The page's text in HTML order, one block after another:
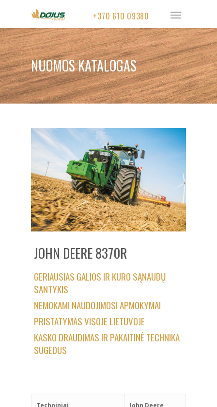
+370 610 09380
NUOMOS KATALOGAS
JOHN DEERE 8370R
GERIAUSIAS GALIOS IR KURO SĄNAUDŲ
SANTYKIS
NEMOKAMI NAUDOJIMOSI APMOKYMAI
PRISTATYMAS VISOJE LIETUVOJE
KASKO DRAUDIMAS IR PAKAITINĖ TECHNIKA
SUGEDUS